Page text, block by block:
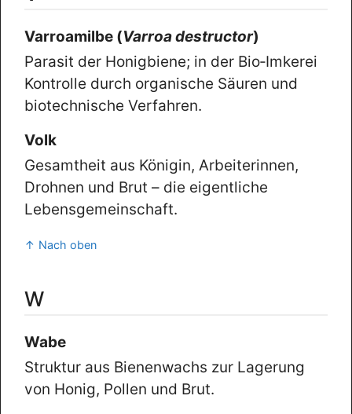
Varroamilbe (Varroa destructor)
Parasit der Honigbiene; in der Bio‑Imkerei
Kontrolle durch organische Säuren und
biotechnische Verfahren.
Volk
Gesamtheit aus Königin, Arbeiterinnen,
Drohnen und Brut – die eigentliche
Lebensgemeinschaft.
↑ Nach oben
W
Wabe
Struktur aus Bienenwachs zur Lagerung
von Honig, Pollen und Brut.